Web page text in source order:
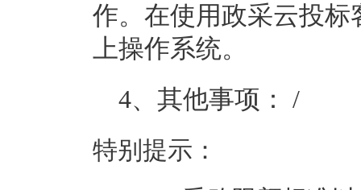
作。在使用政采云投
上操作系统。
4、其他事项： /
特别提示：